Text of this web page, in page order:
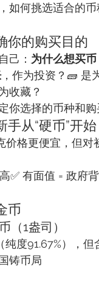
如何挑选适合的币
你的购买目的
己： 为什么想买币
，作为投资？🧱 是
收藏？
你选择的币种和购
从“硬币”开始
价格更便宜，但对
✅ 有面值 = 政府
币
1盎司）
纯度91.67%），但
铸币局